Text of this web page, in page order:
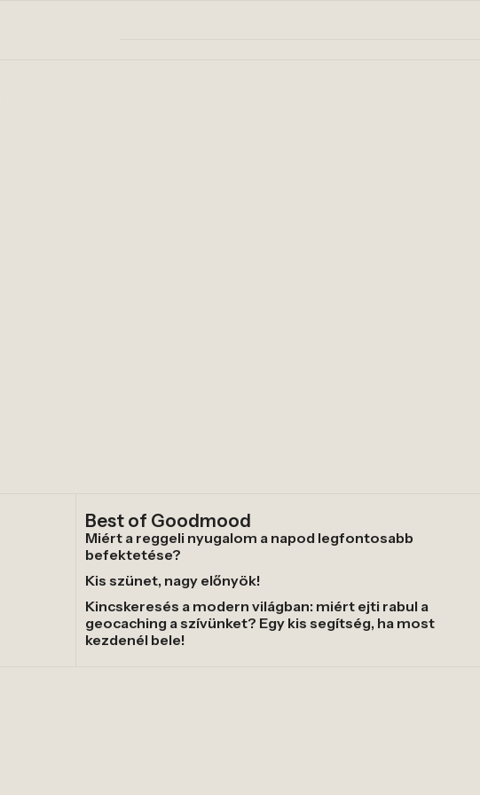
Best of Goodmood
Miért a reggeli nyugalom a napod legfontosabb
befektetése?
Kis szünet, nagy előnyök!
Kincskeresés a modern világban: miért ejti rabul a
geocaching a szívünket? Egy kis segítség, ha most
kezdenél bele!